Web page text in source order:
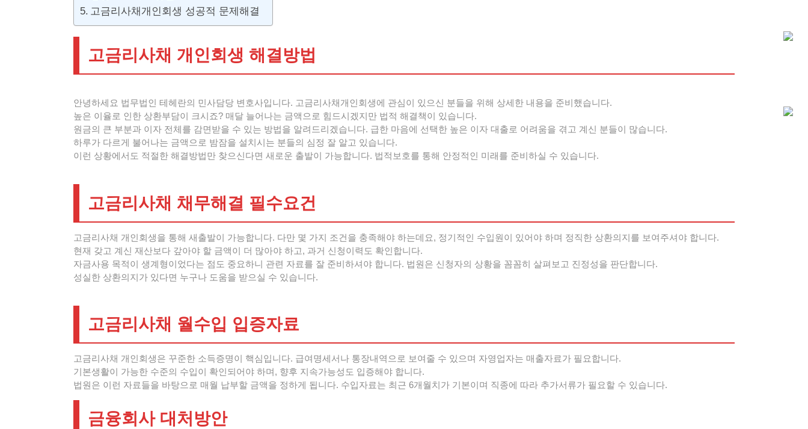
고금리사채개인회생 성공적 문제해결
고금리사채 개인회생 해결방법
안녕하세요 법무법인 테헤란의 민사담당 변호사입니다. 고금리사채개인회생에 관심이 있으신 분들을 위해 상세한 내용을 준비했습니다.
높은 이율로 인한 상환부담이 크시죠? 매달 늘어나는 금액으로 힘드시겠지만 법적 해결책이 있습니다.
원금의 큰 부분과 이자 전체를 감면받을 수 있는 방법을 알려드리겠습니다. 급한 마음에 선택한 높은 이자 대출로 어려움을 겪고 계신 분들이 많습니다.
하루가 다르게 불어나는 금액으로 밤잠을 설치시는 분들의 심정 잘 알고 있습니다.
이런 상황에서도 적절한 해결방법만 찾으신다면 새로운 출발이 가능합니다. 법적보호를 통해 안정적인 미래를 준비하실 수 있습니다.
고금리사채 채무해결 필수요건
고금리사채 개인회생을 통해 새출발이 가능합니다. 다만 몇 가지 조건을 충족해야 하는데요, 정기적인 수입원이 있어야 하며 정직한 상환의지를 보여주셔야 합니다.
현재 갖고 계신 재산보다 갚아야 할 금액이 더 많아야 하고, 과거 신청이력도 확인합니다.
자금사용 목적이 생계형이었다는 점도 중요하니 관련 자료를 잘 준비하셔야 합니다. 법원은 신청자의 상황을 꼼꼼히 살펴보고 진정성을 판단합니다.
성실한 상환의지가 있다면 누구나 도움을 받으실 수 있습니다.
고금리사채 월수입 입증자료
고금리사채 개인회생은 꾸준한 소득증명이 핵심입니다. 급여명세서나 통장내역으로 보여줄 수 있으며 자영업자는 매출자료가 필요합니다.
기본생활이 가능한 수준의 수입이 확인되어야 하며, 향후 지속가능성도 입증해야 합니다.
법원은 이런 자료들을 바탕으로 매월 납부할 금액을 정하게 됩니다. 수입자료는 최근 6개월치가 기본이며 직종에 따라 추가서류가 필요할 수 있습니다.
금융회사 대처방안